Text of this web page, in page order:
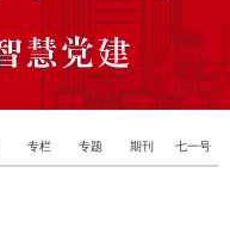
专栏 专题 期刊 七一号